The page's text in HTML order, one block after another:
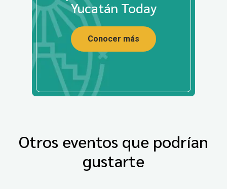
Yucatán Today
Conocer más
Otros eventos que podrían
gustarte